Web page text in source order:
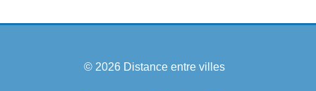
© 2026 Distance entre villes